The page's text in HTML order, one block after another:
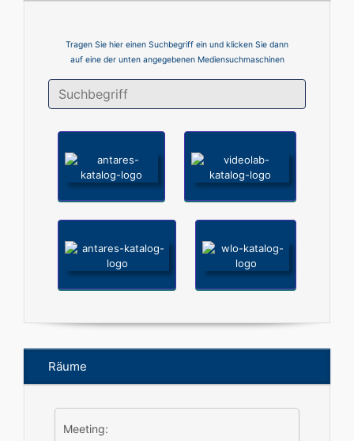
Tragen Sie hier einen Suchbegriff ein und klicken Sie dann
auf eine der unten angegebenen Mediensuchmaschinen
Räume
Meeting: